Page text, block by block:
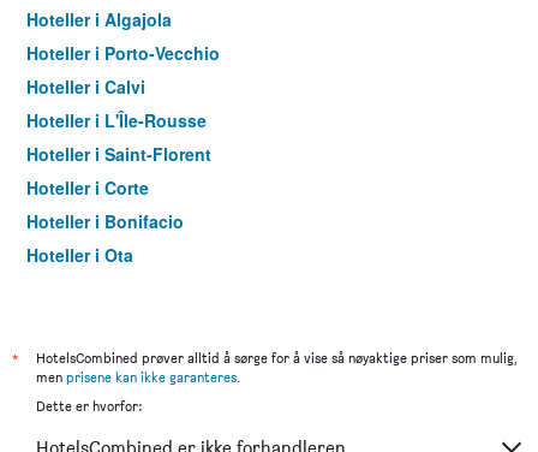
Hoteller i Algajola
Hoteller i Porto-Vecchio
Hoteller i Calvi
Hoteller i L'Île-Rousse
Hoteller i Saint-Florent
Hoteller i Corte
Hoteller i Bonifacio
Hoteller i Ota
Hoteller i Macinaggio
Hoteller i Propriano
*
HotelsCombined prøver alltid å sørge for å vise så nøyaktige priser som mulig,
men prisene kan ikke garanteres.
Dette er hvorfor:
HotelsCombined er ikke forhandleren